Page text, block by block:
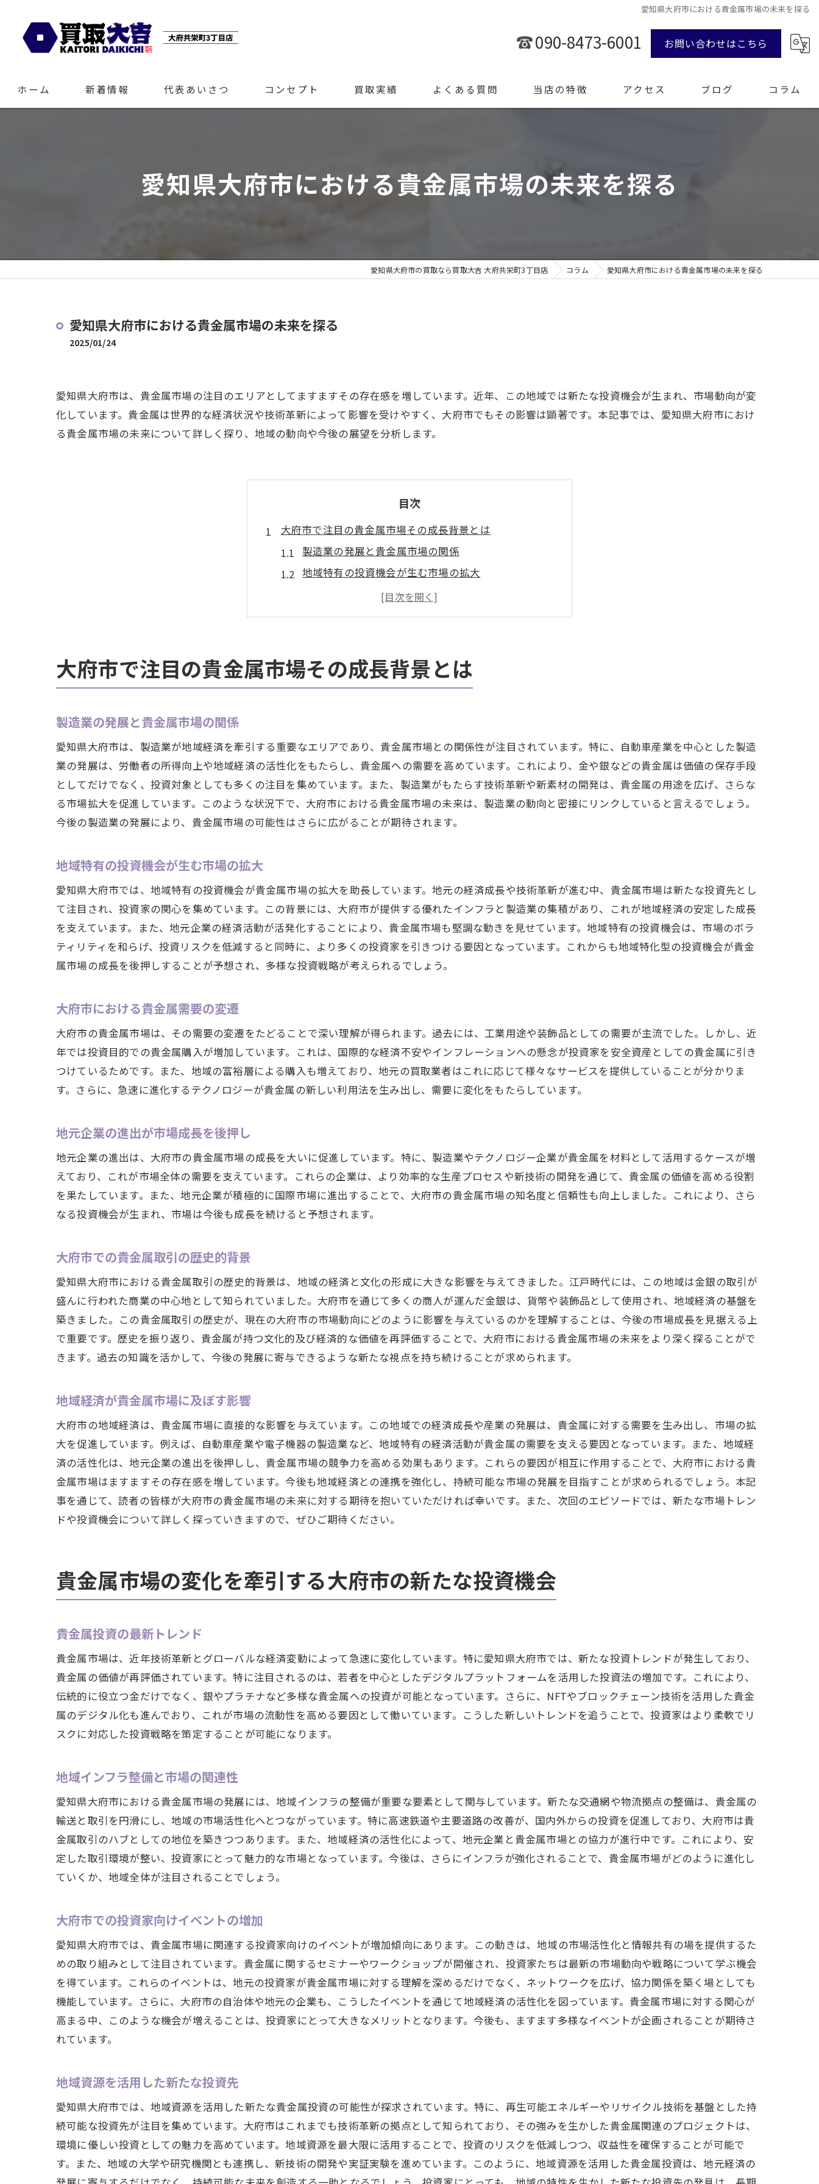
愛知県大府市における貴金属市場の未来を探る
090-8473-6001 お問い合わせはこちら
ホーム 新着情報 代表あいさつ コンセプト 買取実績 よくある質問 当店の特徴
腕時計
アクセス ブログ コラム
愛知県大府市における貴金属市場の未来を探る
愛知県大府市の買取なら買取大吉 大府共栄町3丁目店 コラム 愛知県大府市における貴金属市場の未来を探る
愛知県大府市における貴金属市場の未来を探る
2025/01/24
愛知県大府市は、貴金属市場の注目のエリアとしてますますその存在感を増しています。近年、この地域では新たな投資機会が生まれ、市場動向が変
化しています。貴金属は世界的な経済状況や技術革新によって影響を受けやすく、大府市でもその影響は顕著です。本記事では、愛知県大府市におけ
る貴金属市場の未来について詳しく探り、地域の動向や今後の展望を分析します。
目次
大府市で注目の貴金属市場その成長背景とは
製造業の発展と貴金属市場の関係
地域特有の投資機会が生む市場の拡大
大府市における貴金属需要の変遷
地元企業の進出が市場成長を後押し
地域経済が貴金属市場に及ぼす影響
貴金属市場の変化を牽引する大府市の新たな投資機会
大府市での投資家向けイベントの増加
地域資源を活用した新たな投資先
大府市の経済成長が投資に及ぼす影響
投資家向けの貴金属取引プラットフォーム
技術革新がもたらす貴金属市場への影響とは
革新的な取引システムと市場の未来
AIが貴金属価格予測に与える影響
技術革新による取引コストの削減
持続可能な技術と貴金属産業の発展
大府市における貴金属価格の国際比較
金融政策の変化が市場に与える影響
為替レートの変動が貴金属価格に及ぼす影響
地政学的要因が貴金属需要に及ぼす影響
国際紛争と貴金属市場の連動性
大府市における貴金属取引のリスク管理
大府市と貴金属市場の未来を見据えた戦略的アプローチ
地域特有の市場戦略の策定
持続可能な市場成長を目指す取り組み
地域の強みを活かした市場展開
貴金属市場の長期的ビジョン
地域経済の活性化が貴金属市場に与える影響を探る
地元企業の成長が市場に及ぼす波及効果
地域経済活性化と貴金属市場の相乗効果
新規雇用創出と市場の拡大
インフラ投資と市場の成長関連性
貴金属市場の理解を深めるための大府市における最新動向
最新市場データの分析と解説
市場変化に対応するための情報収集法
地域のエキスパートによる最新市場インサイト
大府市の貴金属市場における教育・研修プログラム
大府市で注目の貴金属市場その成長背景とは
製造業の発展と貴金属市場の関係
愛知県大府市は、製造業が地域経済を牽引する重要なエリアであり、貴金属市場との関係性が注目されています。特に、自動車産業を中心とした製造
業の発展は、労働者の所得向上や地域経済の活性化をもたらし、貴金属への需要を高めています。これにより、金や銀などの貴金属は価値の保存手段
としてだけでなく、投資対象としても多くの注目を集めています。また、製造業がもたらす技術革新や新素材の開発は、貴金属の用途を広げ、さらな
る市場拡大を促進しています。このような状況下で、大府市における貴金属市場の未来は、製造業の動向と密接にリンクしていると言えるでしょう。
今後の製造業の発展により、貴金属市場の可能性はさらに広がることが期待されます。
地域特有の投資機会が生む市場の拡大
愛知県大府市では、地域特有の投資機会が貴金属市場の拡大を助長しています。地元の経済成長や技術革新が進む中、貴金属市場は新たな投資先とし
て注目され、投資家の関心を集めています。この背景には、大府市が提供する優れたインフラと製造業の集積があり、これが地域経済の安定した成長
を支えています。また、地元企業の経済活動が活発化することにより、貴金属市場も堅調な動きを見せています。地域特有の投資機会は、市場のボラ
ティリティを和らげ、投資リスクを低減すると同時に、より多くの投資家を引きつける要因となっています。これからも地域特化型の投資機会が貴金
属市場の成長を後押しすることが予想され、多様な投資戦略が考えられるでしょう。
大府市における貴金属需要の変遷
大府市の貴金属市場は、その需要の変遷をたどることで深い理解が得られます。過去には、工業用途や装飾品としての需要が主流でした。しかし、近
年では投資目的での貴金属購入が増加しています。これは、国際的な経済不安やインフレーションへの懸念が投資家を安全資産としての貴金属に引き
つけているためです。また、地域の富裕層による購入も増えており、地元の買取業者はこれに応じて様々なサービスを提供していることが分かりま
す。さらに、急速に進化するテクノロジーが貴金属の新しい利用法を生み出し、需要に変化をもたらしています。
地元企業の進出が市場成長を後押し
地元企業の進出は、大府市の貴金属市場の成長を大いに促進しています。特に、製造業やテクノロジー企業が貴金属を材料として活用するケースが増
えており、これが市場全体の需要を支えています。これらの企業は、より効率的な生産プロセスや新技術の開発を通じて、貴金属の価値を高める役割
を果たしています。また、地元企業が積極的に国際市場に進出することで、大府市の貴金属市場の知名度と信頼性も向上しました。これにより、さら
なる投資機会が生まれ、市場は今後も成長を続けると予想されます。
大府市での貴金属取引の歴史的背景
愛知県大府市における貴金属取引の歴史的背景は、地域の経済と文化の形成に大きな影響を与えてきました。江戸時代には、この地域は金銀の取引が
盛んに行われた商業の中心地として知られていました。大府市を通じて多くの商人が運んだ金銀は、貨幣や装飾品として使用され、地域経済の基盤を
築きました。この貴金属取引の歴史が、現在の大府市の市場動向にどのように影響を与えているのかを理解することは、今後の市場成長を見据える上
で重要です。歴史を振り返り、貴金属が持つ文化的及び経済的な価値を再評価することで、大府市における貴金属市場の未来をより深く探ることがで
きます。過去の知識を活かして、今後の発展に寄与できるような新たな視点を持ち続けることが求められます。
地域経済が貴金属市場に及ぼす影響
大府市の地域経済は、貴金属市場に直接的な影響を与えています。この地域での経済成長や産業の発展は、貴金属に対する需要を生み出し、市場の拡
大を促進しています。例えば、自動車産業や電子機器の製造業など、地域特有の経済活動が貴金属の需要を支える要因となっています。また、地域経
済の活性化は、地元企業の進出を後押しし、貴金属市場の競争力を高める効果もあります。これらの要因が相互に作用することで、大府市における貴
金属市場はますますその存在感を増しています。今後も地域経済との連携を強化し、持続可能な市場の発展を目指すことが求められるでしょう。本記
事を通じて、読者の皆様が大府市の貴金属市場の未来に対する期待を抱いていただければ幸いです。また、次回のエピソードでは、新たな市場トレン
ドや投資機会について詳しく探っていきますので、ぜひご期待ください。
貴金属市場の変化を牽引する大府市の新たな投資機会
貴金属投資の最新トレンド
貴金属市場は、近年技術革新とグローバルな経済変動によって急速に変化しています。特に愛知県大府市では、新たな投資トレンドが発生しており、
貴金属の価値が再評価されています。特に注目されるのは、若者を中心としたデジタルプラットフォームを活用した投資法の増加です。これにより、
伝統的に役立つ金だけでなく、銀やプラチナなど多様な貴金属への投資が可能となっています。さらに、NFTやブロックチェーン技術を活用した貴金
属のデジタル化も進んでおり、これが市場の流動性を高める要因として働いています。こうした新しいトレンドを追うことで、投資家はより柔軟でリ
スクに対応した投資戦略を策定することが可能になります。
地域インフラ整備と市場の関連性
愛知県大府市における貴金属市場の発展には、地域インフラの整備が重要な要素として関与しています。新たな交通網や物流拠点の整備は、貴金属の
輸送と取引を円滑にし、地域の市場活性化へとつながっています。特に高速鉄道や主要道路の改善が、国内外からの投資を促進しており、大府市は貴
金属取引のハブとしての地位を築きつつあります。また、地域経済の活性化によって、地元企業と貴金属市場との協力が進行中です。これにより、安
定した取引環境が整い、投資家にとって魅力的な市場となっています。今後は、さらにインフラが強化されることで、貴金属市場がどのように進化し
ていくか、地域全体が注目されることでしょう。
大府市での投資家向けイベントの増加
愛知県大府市では、貴金属市場に関連する投資家向けのイベントが増加傾向にあります。この動きは、地域の市場活性化と情報共有の場を提供するた
めの取り組みとして注目されています。貴金属に関するセミナーやワークショップが開催され、投資家たちは最新の市場動向や戦略について学ぶ機会
を得ています。これらのイベントは、地元の投資家が貴金属市場に対する理解を深めるだけでなく、ネットワークを広げ、協力関係を築く場としても
機能しています。さらに、大府市の自治体や地元の企業も、こうしたイベントを通じて地域経済の活性化を図っています。貴金属市場に対する関心が
高まる中、このような機会が増えることは、投資家にとって大きなメリットとなります。今後も、ますます多様なイベントが企画されることが期待さ
れています。
地域資源を活用した新たな投資先
愛知県大府市では、地域資源を活用した新たな貴金属投資の可能性が探求されています。特に、再生可能エネルギーやリサイクル技術を基盤とした持
続可能な投資先が注目を集めています。大府市はこれまでも技術革新の拠点として知られており、その強みを生かした貴金属関連のプロジェクトは、
環境に優しい投資としての魅力を高めています。地域資源を最大限に活用することで、投資のリスクを低減しつつ、収益性を確保することが可能で
す。また、地域の大学や研究機関とも連携し、新技術の開発や実証実験を進めています。このように、地域資源を活用した貴金属投資は、地元経済の